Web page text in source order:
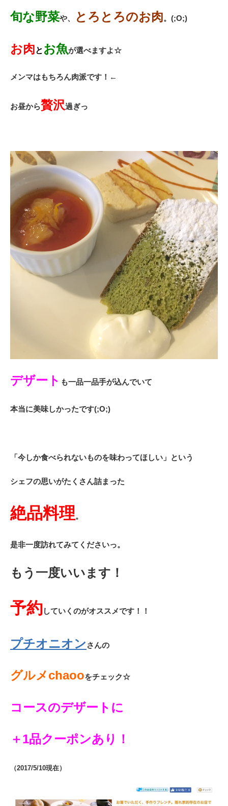
旬な野菜や、 とろとろのお肉。(;O;)
お肉と お魚が選べますよ☆
メンマはもちろん肉派です！←
お昼から贅沢過ぎっ
デザート も一品一品手が込んでいて
本当に美味しかったです(;O;)
「今しか食べられないものを味わってほしい」という
シェフの思いがたくさん詰まった
絶品料理。
是非一度訪れてみてくださいっ。
もう一度いいます！
予約 していくのがオススメです！！
プチオニオン さんの
グルメchaooをチェック☆
コースのデザートに
＋1品クーポンあり！
（2017/5/10現在）